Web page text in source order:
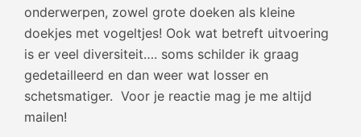
onderwerpen, zowel grote doeken als kleine
doekjes met vogeltjes! Ook wat betreft uitvoering
is er veel diversiteit…. soms schilder ik graag
gedetailleerd en dan weer wat losser en
schetsmatiger. Voor je reactie mag je me altijd
mailen!